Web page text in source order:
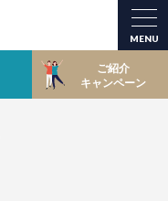
ご紹介
キャンペーン
MENU